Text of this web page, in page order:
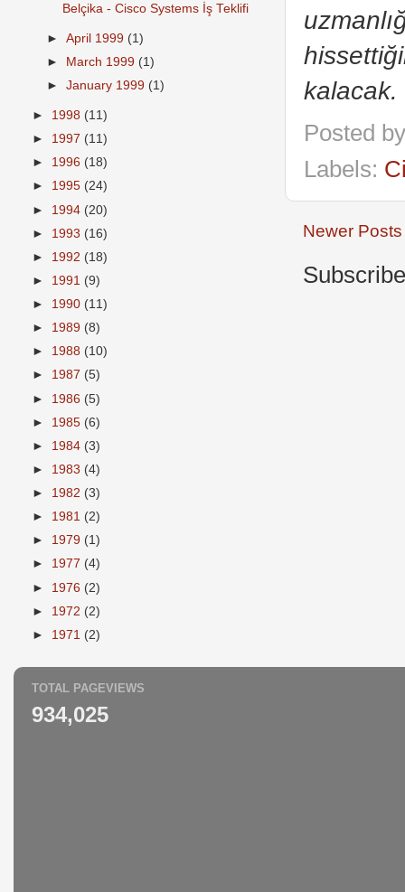
kalacak.
Posted
Labels:
Newer Posts
Belçika - Cisco Systems İş Teklifi
►April 1999 (1)
►
March 1999 (1)
►January 1999 (1)
► 1998 (11)
► 1997 (11)
► 1996 (18)
► 1995 (24)
► 1994 (20)
► 1993 (16)
► 1992 (18)
► 1991 (9)
► 1990 (11)
► 1989 (8)
► 1988 (10)
► 1987 (5)
► 1986 (5)
► 1985 (6)
► 1984 (3)
► 1983 (4)
► 1982 (3)
► 1981 (2)
► 1979 (1)
► 1977 (4)
► 1976 (2)
► 1972 (2)
► 1971 (2)
TOTAL PAGEVIEWS
934,025